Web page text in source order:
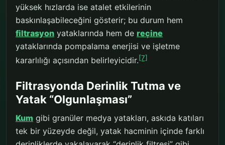
yüksek hızlarda ise atalet etkilerinin
baskınlaşabileceğini gösterir; bu durum hem
filtrasyon yataklarında hem de reçine
yataklarında pompalama enerjisi ve işletme
kararlılığı açısından belirleyicidir.[7]
Filtrasyonda Derinlik Tutma ve
Yatak “Olgunlaşması”
Kum gibi granüler medya yatakları, askıda katıları
tek bir yüzeyde değil, yatak hacminin içinde farklı